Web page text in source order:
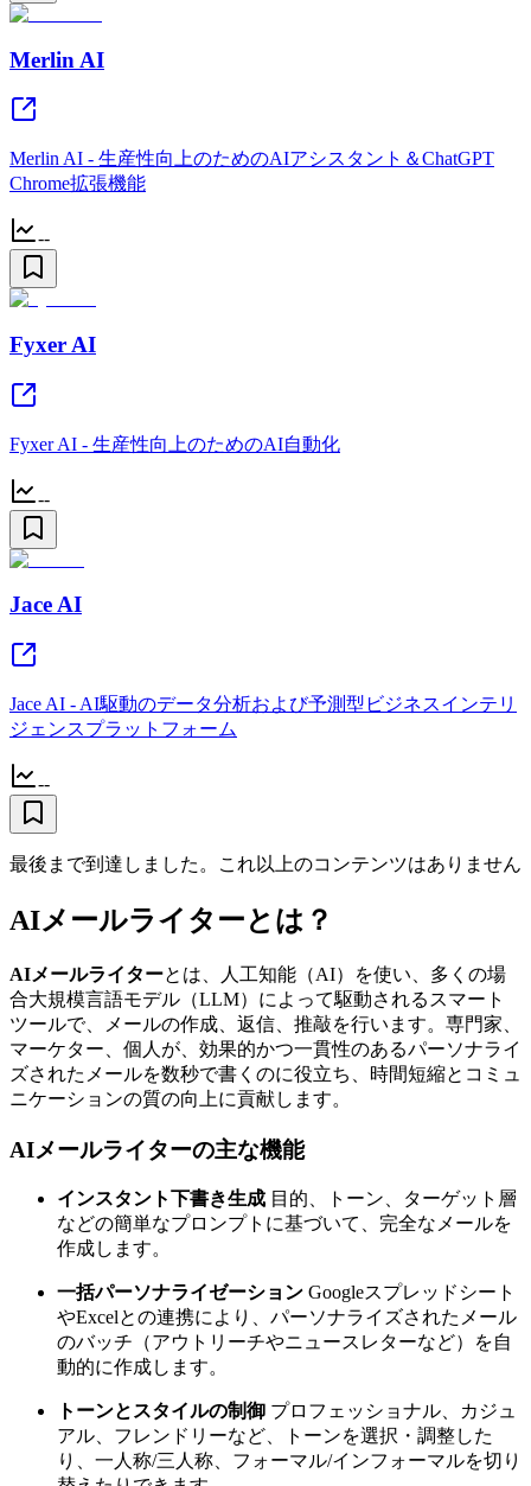
Merlin AI
Merlin AI - 生産性向上のためのAIアシスタント＆ChatGPT
Chrome拡張機能
--
Fyxer AI
Fyxer AI - 生産性向上のためのAI自動化
--
Jace AI
Jace AI - AI駆動のデータ分析および予測型ビジネスインテリ
ジェンスプラットフォーム
--
最後まで到達しました。これ以上のコンテンツはありません
AIメールライターとは？
AIメールライターとは、人工知能（AI）を使い、多くの場
合大規模言語モデル（LLM）によって駆動されるスマート
ツールで、メールの作成、返信、推敲を行います。専門家、
マーケター、個人が、効果的かつ一貫性のあるパーソナライ
ズされたメールを数秒で書くのに役立ち、時間短縮とコミュ
ニケーションの質の向上に貢献します。
AIメールライターの主な機能
インスタント下書き生成 目的、トーン、ターゲット層
などの簡単なプロンプトに基づいて、完全なメールを
作成します。
一括パーソナライゼーション Googleスプレッドシート
やExcelとの連携により、パーソナライズされたメール
のバッチ（アウトリーチやニュースレターなど）を自
動的に作成します。
トーンとスタイルの制御 プロフェッショナル、カジュ
アル、フレンドリーなど、トーンを選択・調整した
り、一人称/三人称、フォーマル/インフォーマルを切り